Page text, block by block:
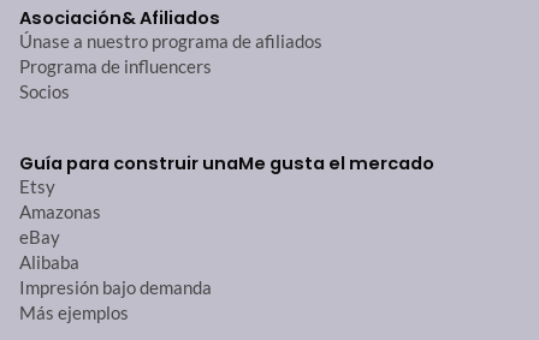
Asociación& Afiliados
Únase a nuestro programa de afiliados
Programa de influencers
Socios
Guía para construir unaMe gusta el mercado
Etsy
Amazonas
eBay
Alibaba
Impresión bajo demanda
Más ejemplos